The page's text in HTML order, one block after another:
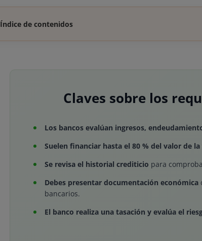
Índice de contenidos
Claves sobre los
Los bancos evalúan ingresos,
Suelen financiar hasta el 80 % del valor de
Se revisa el historial crediticio para
Debes presentar documentación económica
bancarios.
El banco realiza una tasación y evalúa el